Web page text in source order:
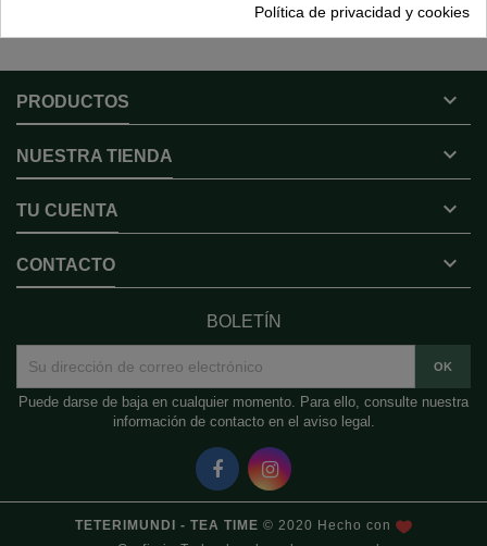
VOLVER ARRIBA 
PRODUCTOS 
NUESTRA TIENDA 
TU CUENTA 
CONTACTO 
BOLETÍN
Puede darse de baja en cualquier momento. Para ello, consulte nuestra
información de contacto en el aviso legal.
TETERIMUNDI - TEA TIME © 2020 Hecho con
Política de privacidad y cookies